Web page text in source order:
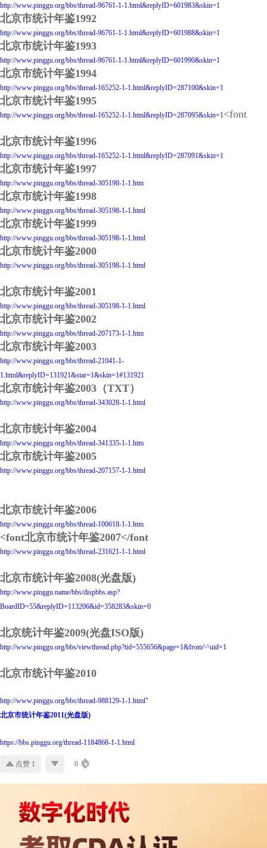
http://www.pinggu.org/bbs/thread-96761-1-1.html&replyID=601983&skin=1
北京市统计年鉴1992
http://www.pinggu.org/bbs/thread-96761-1-1.html&replyID=601988&skin=1
北京市统计年鉴1993
http://www.pinggu.org/bbs/thread-96761-1-1.html&replyID=601990&skin=1
北京市统计年鉴1994
http://www.pinggu.org/bbs/thread-165252-1-1.html&replyID=287100&skin=1
北京市统计年鉴1995
http://www.pinggu.org/bbs/thread-165252-1-1.html&replyID=287095&skin=1<font
北京市统计年鉴1996
http://www.pinggu.org/bbs/thread-165252-1-1.html&replyID=287091&skin=1
北京市统计年鉴1997
http://www.pinggu.org/bbs/thread-305198-1-1.htm
北京市统计年鉴1998
http://www.pinggu.org/bbs/thread-305198-1-1.html
北京市统计年鉴1999
http://www.pinggu.org/bbs/thread-305198-1-1.html
北京市统计年鉴2000
http://www.pinggu.org/bbs/thread-305198-1-1.html
北京市统计年鉴2001
http://www.pinggu.org/bbs/thread-305198-1-1.html
北京市统计年鉴2002
http://www.pinggu.org/bbs/thread-207173-1-1.htm
北京市统计年鉴2003
http://www.pinggu.org/bbs/thread-21041-1-
1.html&replyID=131921&star=1&skin=1#131921
北京市统计年鉴2003（TXT）
http://www.pinggu.org/bbs/thread-343028-1-1.html
北京市统计年鉴2004
http://www.pinggu.org/bbs/thread-341335-1-1.htm
北京市统计年鉴2005
http://www.pinggu.org/bbs/thread-207157-1-1.html
北京市统计年鉴2006
http://www.pinggu.org/bbs/thread-100618-1-1.htm
<font北京市统计年鉴2007</font
http://www.pinggu.org/bbs/thread-231621-1-1.html
北京市统计年鉴2008(光盘版)
http://www.pinggu.name/bbs/dispbbs.asp?
BoardID=55&replyID=113206&id=358283&skin=0
北京统计年鉴2009(光盘ISO版)
http://www.pinggu.org/bbs/viewthread.php?tid=555656&page=1&from^^uid=1
北京市统计年鉴2010
http://www.pinggu.org/bbs/thread-988129-1-1.html"
北京市统计年鉴2011(光盘版)
https://bbs.pinggu.org/thread-1184868-1-1.html
点赞 1 0